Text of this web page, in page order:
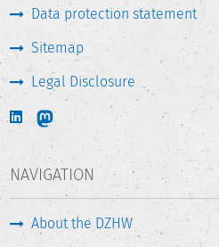
Data protection statement
Sitemap
Legal Disclosure
NAVIGATION
About the DZHW